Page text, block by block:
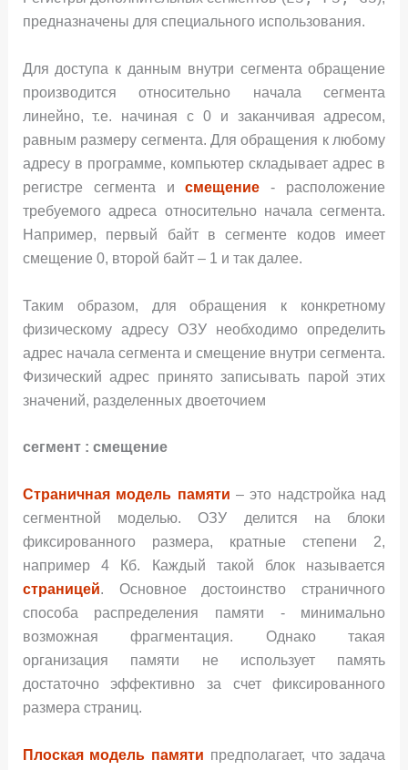
предназначены для специального использования.
Для доступа к данным внутри сегмента обращение
производится относительно начала сегмента
линейно, т.е. начиная с 0 и заканчивая адресом,
равным размеру сегмента. Для обращения к любому
адресу в программе, компьютер складывает адрес в
регистре сегмента исмещение - расположение
требуемого адреса относительно начала сегмента.
Например, первый байт в сегменте кодов имеет
смещение 0, второй байт – 1 и так далее.
Таким образом, для обращения к конкретному
физическому адресу ОЗУ необходимо определить
адрес начала сегмента и смещение внутри сегмента.
Физический адрес принято записывать парой этих
значений, разделенных двоеточием
сегмент : смещение
Страничная модель памяти – это надстройка над
сегментной моделью. ОЗУ делится на блоки
фиксированного размера, кратные степени 2,
например 4 Кб. Каждый такой блок называется
страницей. Основное достоинство страничного
способа распределения памяти - минимально
возможная фрагментация. Однако такая
организация памяти не использует память
достаточно эффективно за счет фиксированного
размера страниц.
Плоская модель памяти предполагает, что задача